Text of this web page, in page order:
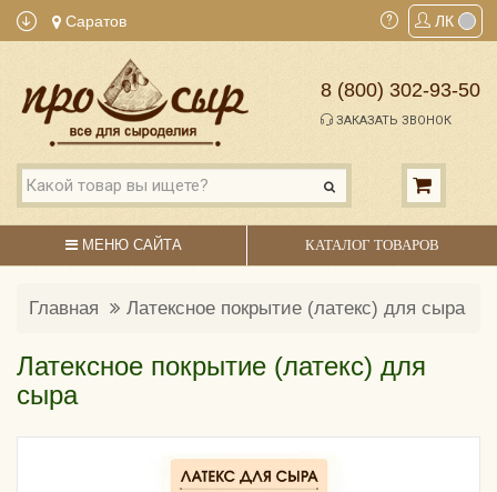
Саратов ЛК
8 (800) 302-93-50
ЗАКАЗАТЬ ЗВОНОК
МЕНЮ САЙТА КАТАЛОГ ТОВАРОВ
Главная Латексное покрытие (латекс) для сыра
Латексное покрытие (латекс) для
сыра